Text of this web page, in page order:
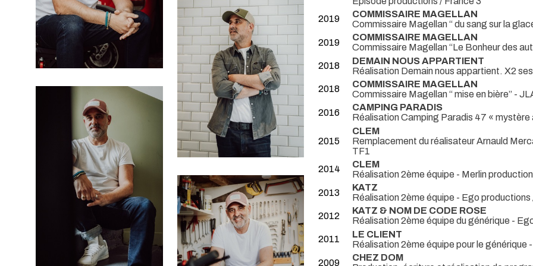
2019
COMMISSAIRE MAGELLAN
Commissaire Magellan “ du sang sur la
2019
COMMISSAIRE MAGELLAN
Commissaire Magellan “Le Bonheur des
2018
DEMAIN NOUS APPARTIENT
Réalisation Demain nous appartient. X2
2018
COMMISSAIRE MAGELLAN
Commissaire Magellan “ mise en bière” -
2016
CAMPING PARADIS
Réalisation Camping Paradis 47 «
2015
CLEM
Remplacement du réalisateur Arnauld
TF1
2014
CLEM
Réalisation 2ème équipe - Merlin
2013
KATZ
Réalisation 2ème équipe - Ego productions
2012
KATZ & NOM DE CODE ROSE
Réalisation 2ème équipe du générique -
2011
LE CLIENT
Réalisation 2ème équipe pour le
2009
CHEZ DOM